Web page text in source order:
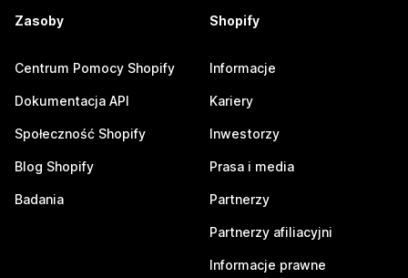
Zasoby
Centrum Pomocy Shopify
Dokumentacja API
Społeczność Shopify
Blog Shopify
Badania
Shopify
Informacje
Kariery
Inwestorzy
Prasa i media
Partnerzy
Partnerzy afiliacyjni
Informacje prawne